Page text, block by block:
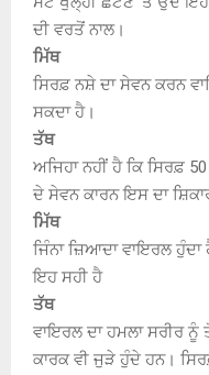
ਦੀ ਵਰਤੋਂ ਨਾਲ।
ਮਿੱਥ
ਸਿਰਫ਼ ਨਸ਼ੇ ਦਾ ਸੇਵਨ ਕਰਨ
ਸਕਦਾ ਹੈ।
ਤੱਥ
ਅਜਿਹਾ ਨਹੀਂ ਹੈ ਕਿ ਸਿਰਫ਼
ਦੇ ਸੇਵਨ ਕਾਰਨ ਇਸ ਦਾ
ਮਿੱਥ
ਜਿੰਨਾ ਜ਼ਿਆਦਾ ਵਾਇਰਲ ਹੁੰਦਾ
ਇਹ ਸਹੀ ਹੈ
ਤੱਥ
ਵਾਇਰਲ ਦਾ ਹਮਲਾ ਸਰੀਰ
ਕਾਰਕ ਵੀ ਜੁੜੇ ਹੁੰਦੇ ਹਨ।